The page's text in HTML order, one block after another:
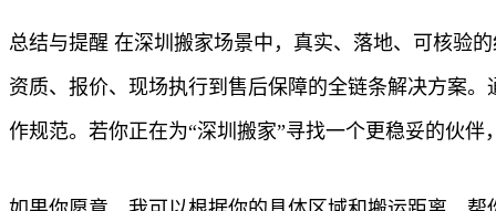
总结与提醒 在深圳搬家场景中，真实、落地、可核验
资质、报价、现场执行到售后保障的全链条解决方案
作规范。若你正在为“深圳搬家”寻找一个更稳妥的伙